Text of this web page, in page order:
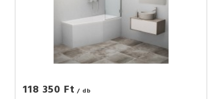
118 350 Ft / db